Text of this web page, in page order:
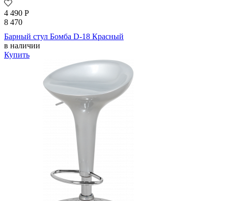
4 490 Р
8 470
Барный стул Бомба D-18 Красный
в наличии
Купить